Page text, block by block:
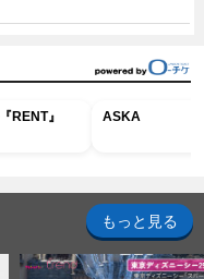
RENT』 ASKA
もっと見る